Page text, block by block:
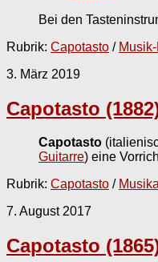
Bei den
Rubrik: Capotasto /
3. März 2019
Capotasto
Capotasto
Guitarre) eine
Rubrik: Capotasto /
7. August 2017
Capotasto